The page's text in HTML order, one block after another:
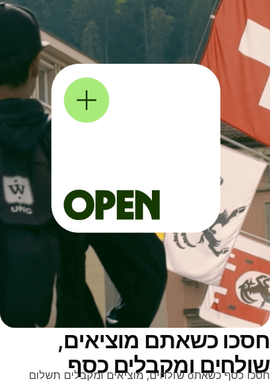
כשאתם מוציאים,
ומקבלים כסף
חסכו כסף כשאתo שולחים, מוציאים ומקבלים תשלום